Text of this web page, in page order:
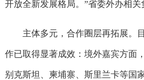
开放全新发展格局。”省委外办相关
主体多元，合作圈层再拓展。
作已取得显著成效：境外嘉宾方面
别克斯坦、柬埔寨、斯里兰卡等国